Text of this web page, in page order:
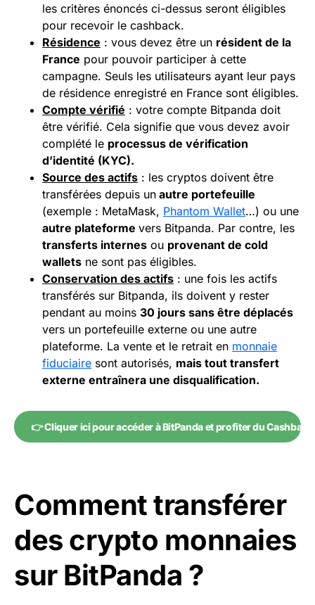
les critères énoncés ci-dessus seront éligibles
pour recevoir le cashback.
Résidence : vous devez être un résident de la
France pour pouvoir participer à cette
campagne. Seuls les utilisateurs ayant leur pays
de résidence enregistré en France sont éligibles.
Compte vérifié : votre compte Bitpanda doit
être vérifié. Cela signifie que vous devez avoir
complété le processus de vérification
d’identité (KYC).
Source des actifs : les cryptos doivent être
transférées depuis un autre portefeuille
(exemple : MetaMask, Phantom Wallet…) ou une
autre plateforme vers Bitpanda. Par contre, les
transferts internes ou provenant de cold
wallets ne sont pas éligibles.
Conservation des actifs : une fois les actifs
transférés sur Bitpanda, ils doivent y rester
pendant au moins 30 jours sans être déplacés
vers un portefeuille externe ou une autre
plateforme. La vente et le retrait en monnaie
fiduciaire sont autorisés, mais tout transfert
externe entraînera une disqualification.
👉 Cliquer ici pour accéder à BitPanda et profiter du Cashback
Comment transférer
des crypto monnaies
sur BitPanda ?